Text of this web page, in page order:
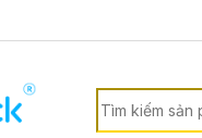
Tìm kiếm: